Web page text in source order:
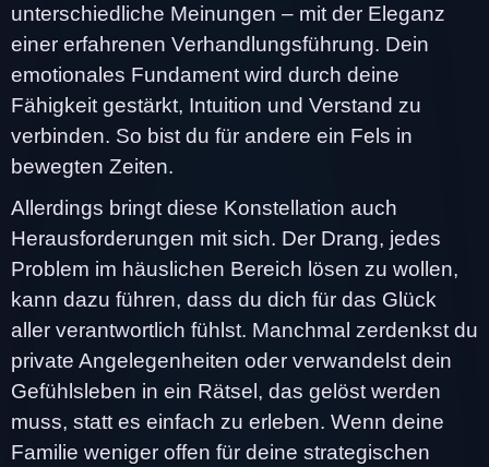
unterschiedliche Meinungen – mit der Eleganz
einer erfahrenen Verhandlungsführung. Dein
emotionales Fundament wird durch deine
Fähigkeit gestärkt, Intuition und Verstand zu
verbinden. So bist du für andere ein Fels in
bewegten Zeiten.
Allerdings bringt diese Konstellation auch
Herausforderungen mit sich. Der Drang, jedes
Problem im häuslichen Bereich lösen zu wollen,
kann dazu führen, dass du dich für das Glück
aller verantwortlich fühlst. Manchmal zerdenkst du
private Angelegenheiten oder verwandelst dein
Gefühlsleben in ein Rätsel, das gelöst werden
muss, statt es einfach zu erleben. Wenn deine
Familie weniger offen für deine strategischen